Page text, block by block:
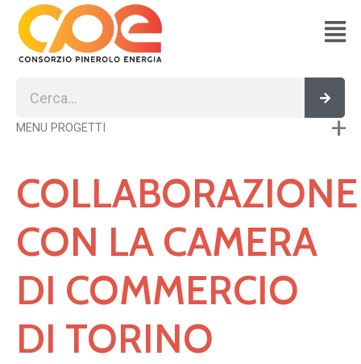
contenuto
MENU PROGETTI
COLLABORAZIONE
CON LA CAMERA
DI COMMERCIO
DI TORINO